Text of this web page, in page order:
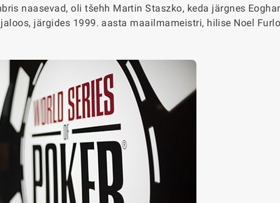
naasevad, oli tšehh Martin Staszko, keda järgnes Eoghan
järgides 1999. aasta maailmameistri, hilise Noel